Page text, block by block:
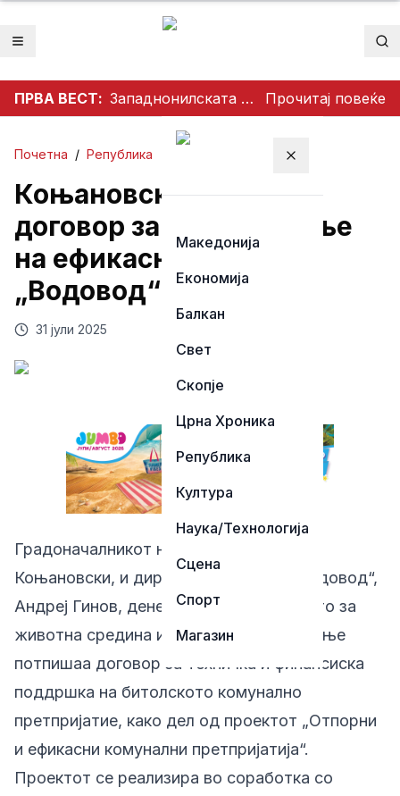
Отвори мени
ПРВА ВЕСТ: Западнонилската треска се шири во Скопје и Велес Прочитај повеќе
Затвори мени
Македонија
Економија
Балкан
Свет
Скопје
Црна Хроника
Република
Култура
Наука/Технологија
Сцена
Спорт
Магазин
Почетна / Република
Коњановски потпиша
договор за подобрување
на ефикасноста на
„Водовод“ Битола
31 јули 2025
Градоначалникот на Битола, Тони
Коњановски, и директорот на ЈКП „Водовод“,
Андреј Гинов, денес во Министерството за
животна средина и просторно планирање
потпишаа договор за техничка и финансиска
поддршка на битолското комунално
претпријатие, како дел од проектот „Отпорни
и ефикасни комунални претпријатија“.
Проектот се реализира во соработка со